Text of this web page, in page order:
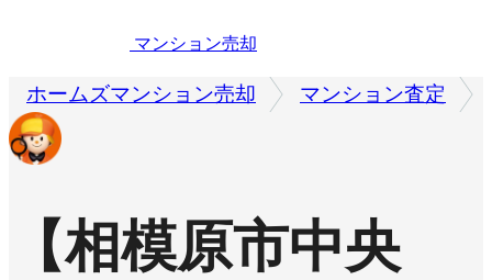
マンション売却
ホームズマンション売却 マンション査定
【相模原市中央